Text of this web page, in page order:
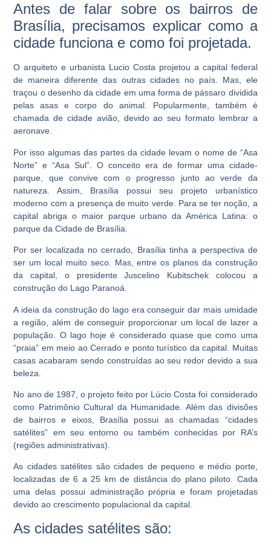
Antes de falar sobre os bairros de
Brasília, precisamos explicar como a
cidade funciona e como foi projetada.
O arquiteto e urbanista Lucio Costa projetou a capital federal
de maneira diferente das outras cidades no país. Mas, ele
traçou o desenho da cidade em uma forma de pássaro dividida
pelas asas e corpo do animal. Popularmente, também é
chamada de cidade avião, devido ao seu formato lembrar a
aeronave.
Por isso algumas das partes da cidade levam o nome de “Asa
Norte” e “Asa Sul”. O conceito era de formar uma cidade-
parque, que convive com o progresso junto ao verde da
natureza. Assim, Brasília possui seu projeto urbanístico
moderno com a presença de muito verde. Para se ter noção, a
capital abriga o maior parque urbano da América Latina: o
parque da Cidade de Brasília.
Por ser localizada no cerrado, Brasília tinha a perspectiva de
ser um local muito seco. Mas, entre os planos da construção
da capital, o presidente Juscelino Kubitschek colocou a
construção do Lago Paranoá.
A ideia da construção do lago era conseguir dar mais umidade
a região, além de conseguir proporcionar um local de lazer a
população. O lago hoje é considerado quase que como uma
“praia” em meio ao Cerrado e ponto turístico da capital. Muitas
casas acabaram sendo construídas ao seu redor devido a sua
beleza.
No ano de 1987, o projeto feito por Lúcio Costa foi considerado
como Patrimônio Cultural da Humanidade. Além das divisões
de bairros e eixos, Brasília possui as chamadas “cidades
satélites” em seu entorno ou também conhecidas por RA’s
(regiões administrativas).
As cidades satélites são cidades de pequeno e médio porte,
localizadas de 6 a 25 km de distância do plano piloto. Cada
uma delas possui administração própria e foram projetadas
devido ao crescimento populacional da capital.
As cidades satélites são: